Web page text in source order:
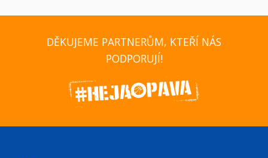
DĚKUJEME PARTNERŮM, KTEŘÍ NÁS
PODPORUJÍ!